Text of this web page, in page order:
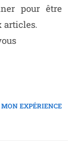
pour être
articles.
MON EXPÉRIENCE